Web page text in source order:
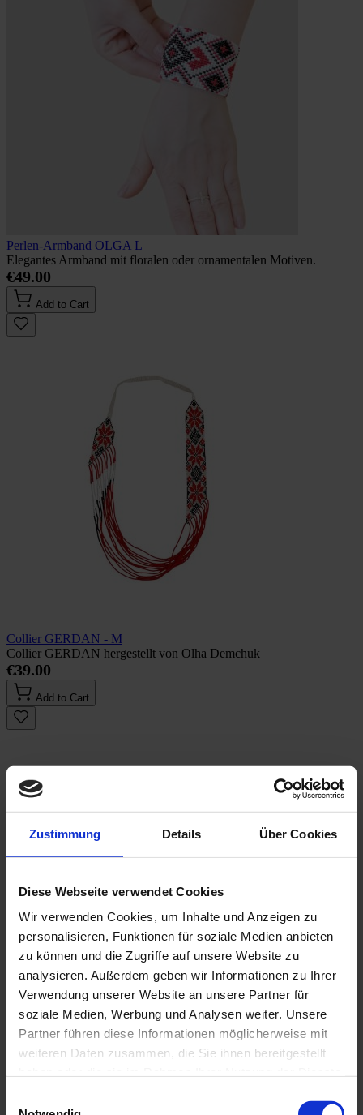
Zustimmung Details Über Cookies
Diese Webseite verwendet Cookies
Wir verwenden Cookies, um Inhalte und Anzeigen zu
personalisieren, Funktionen für soziale Medien anbieten
zu können und die Zugriffe auf unsere Website zu
analysieren. Außerdem geben wir Informationen zu Ihrer
Verwendung unserer Website an unsere Partner für
soziale Medien, Werbung und Analysen weiter. Unsere
Partner führen diese Informationen möglicherweise mit
weiteren Daten zusammen, die Sie ihnen bereitgestellt
Perlen-Armband OLGA L
Elegantes Armband mit floralen oder ornamentalen Motiven.
€49.00
Add to Cart
Collier GERDAN - M
Collier GERDAN hergestellt von Olha Demchuk
€39.00
Add to Cart
Collier GERDAN - L
Collier GERDAN hergestellt von Olha Demchuk
€49.00